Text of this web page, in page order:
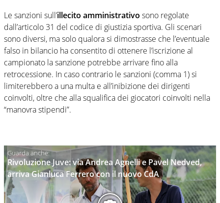
Le sanzioni sull’illecito amministrativo sono regolate
dall’articolo 31 del codice di giustizia sportiva. Gli scenari
sono diversi, ma solo qualora si dimostrasse che l’eventuale
falso in bilancio ha consentito di ottenere l’iscrizione al
campionato la sanzione potrebbe arrivare fino alla
retrocessione. In caso contrario le sanzioni (comma 1) si
limiterebbero a una multa e all’inibizione dei dirigenti
coinvolti, oltre che alla squalifica dei giocatori coinvolti nella
“manovra stipendi”.
Rivoluzione Juve: via Andrea Agnelli e Pavel Nedved,
arriva Gianluca Ferrero con il nuovo CdA